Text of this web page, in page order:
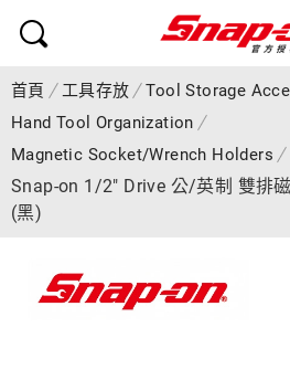
首頁 工具存放
Tool Storage
Hand Tool Organization
Magnetic Socket/Wrench Holders
Snap-on 1/2" Drive 公/英制 雙排
(黑)